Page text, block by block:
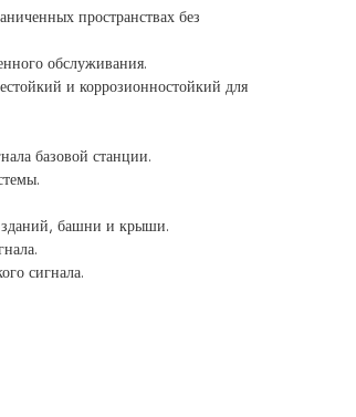
пространствах без
обслуживания.
и коррозионностойкий для
базовой станции.
зданий, башни и крыши.
сигнала.